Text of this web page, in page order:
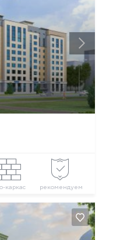
каркас рекомендуем